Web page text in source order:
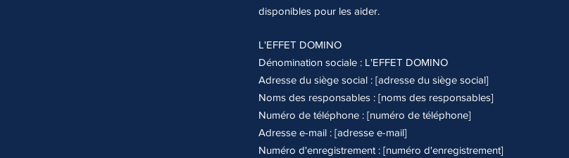
disponibles pour les aider.
L'EFFET DOMINO
Dénomination sociale : L'EFFET DOMINO
Adresse du siège social : [adresse du siège social]
Noms des responsables : [noms des responsables]
Numéro de téléphone : [numéro de téléphone]
Adresse e-mail : [adresse e-mail]
Numéro d'enregistrement : [numéro d'enregistrement]